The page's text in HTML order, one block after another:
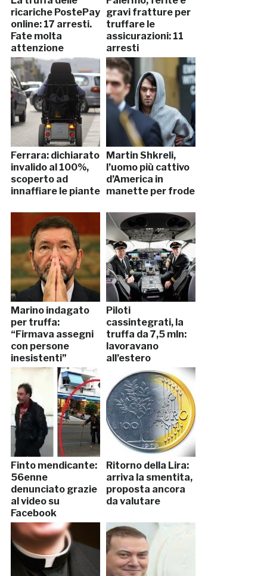
ricariche PostePay
online: 17 arresti.
Fate molta
attenzione
gravi fratture per
truffare le
assicurazioni: 11
arresti
Ferrara: dichiarato
invalido al 100%,
scoperto ad
innaffiare le piante
Martin Shkreli,
l’uomo più cattivo
d’America in
manette per frode
Marino indagato
per truffa:
“Firmava assegni
con persone
inesistenti”
Piloti
cassintegrati, la
truffa da 7,5 mln:
lavoravano
all’estero
Finto mendicante:
56enne
denunciato grazie
al video su
Facebook
Ritorno della Lira:
arriva la smentita,
proposta ancora
da valutare